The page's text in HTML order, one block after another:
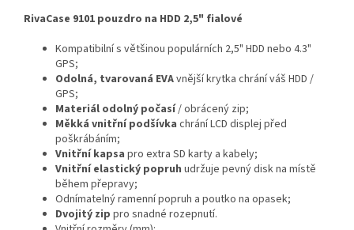
RivaCase 9101 pouzdro na HDD 2,5" fialové
Kompatibilní s většinou populárních 2,5" HDD nebo 4.3"
GPS;
Odolná, tvarovaná EVAvnější krytka chrání váš HDD /
GPS;
Materiál odolný počasí/ obrácený zip;
Měkká vnitřní podšívka chrání LCD displej před
poškrábáním;
Vnitřní kapsa pro extra SD karty a kabely;
Vnitřní elastický popruh udržuje pevný disk na místě
během přepravy;
Odnímatelný ramenní popruh a poutko na opasek;
Dvojitý zip pro snadné rozepnutí.